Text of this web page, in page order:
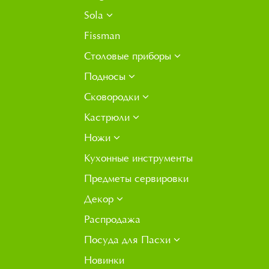
Sola
Fissman
Столовые приборы
Подносы
Сковородки
Кастрюли
Ножи
Кухонные инструменты
Предметы сервировки
Декор
Распродажа
Посуда для Пасхи
Новинки